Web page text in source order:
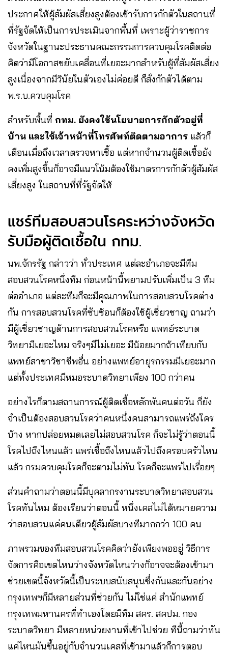
ประกาศให้ผู้สัมผัสเสี่ยงสูงต้องเข้ารับการกักตัวในสถานที่
ที่รัฐจัดให้เป็นการประเมินจากพื้นที่​ เพราะ​ผู้ว่าราชการ
จังหวัด​ในฐานะประธานคณะกรรมการควบคุมโรคติดต่อ​
คิดว่ามีโอกาสขยับเคลื่อนที่เยอะมากสำหรับผู้ที่สัมผัสเสี่ยง
สูงเนื่องจากมีวินัยในตัวเองไม่ค่อยดี​ ก็สั่งกักตัวได้ตาม
พ.ร.บ.ควบคุมโรค​
สำหรับพื้นที่​ กทม.​ ยังคงใช้นโยบายการกักตัวอยู่ที่
บ้าน​ และใช้เจ้าหน้าที่โทรศัพท์ติดตามอาการ ​ แล้วก็
เตือนเมื่อถึงเวลาตรวจหาเชื้อ​ แต่หากจำนวนผู้ติดเชื้อยัง
คงเพิ่มสูงขึ้นก็อาจมีแนวโน้ม​ต้องใช้มาตรการกักตัวผู้สัมผัส
เสี่ยงสูง​ ในสถานที่ที่รัฐจัดให้
แชร์ทีมสอบสวนโรค​ระหว่างจังหวัด
รับมือผู้ติดเชื้อใน​ กทม.​
นพ.จักรรัฐ​ กล่าวว่า​ ทั่วประเทศ​ แต่ละอำเภอจะมีทีม
สอบสวนโรค​หนึ่งทีม​ ก่อนหน้านี้พยามปรับเพิ่มเป็น 3 ทีม
ต่ออำเภอ​ แต่ละทีมก็จะมีคุณภาพในการสอบสวนโรคต่าง
กัน​ การสอบสวนโรคที่ซับซ้อนก็ต้องใช้ผู้เชี่ยวชาญ​ ถามว่า
มีผู้เชี่ยวชาญ​ด้านการสอบสวนโรคหรือ​ แพทย์ระบาด
วิทยามีเยอะไหม​ จริงๆมีไม่เยอะ​ มีน้อยมากถ้าเทียบกับ
แพทย์สาขาวิชาชีพอื่น อย่างแพทย์อายุรกรรมมีเยอะมาก​
แต่ทั้งประเทศมีหมอระบาดวิทยาเพียง 100 กว่าคน
อย่างไรก็ตามสถานการณ์ผู้ติดเชื้อหลักพันคนต่อวัน​ ก็ยัง
จำเป็นต้องสอบสวนโรคว่าคนหนึ่งคนสามารถแพร่ถึงใคร
บ้าง​ หากปล่อยหมดเลยไม่สอบสวนโรค​ ก็จะไม่รู้ว่าตอนนี้
โรคไปถึงไหนแล้ว​ แพร่เชื้อถึงไหนแล้วไปถึงครอบครัวไหน
แล้ว​ กรมควบคุมโรคก็จะตามไม่ทัน​ โรคก็จะแพร่ไปเรื่อยๆ​
ส่วนคำถามว่าตอนนี้มีบุคลากรงานระบาดวิทยาสอบสวน
โรคทันไหม​ ต้องเรียนว่าตอนนี้​ หนึ่งเคสไม่ได้หมายความ
ว่าสอบสวนแค่คนเดียวผู้สัมผัสบางทีมากกว่า​ 100​ คน
ภาพรวมของทีมสอบสวนโรคคิดว่ายังเพียงพออยู่​ วิธีการ
จัดการคือเขตไหนว่างจังหวัดไหนว่างก็อาจจะต้องเข้ามา
ช่วยเขตนี้จังหวัดนี้เป็นระบบสนับสนุนซึ่งกันและกันอย่าง
กรุงเทพฯก็มีหลายส่วนที่ช่วยกัน​ ไม่ใช่แค่​ สำนักแพทย์​
กรุงเทพมหานครที่ทำเองโดยมีทีม​ สคร.​ สคปม.​ กอง
ระบาดวิทยา​ มีหลายหน่วยงานที่เข้าไปช่วย​ ทีนี้ถามว่าทัน
แค่ไหนมันขึ้นอยู่กับจำนวนเคสที่เข้ามาแล้วก็การตอบ